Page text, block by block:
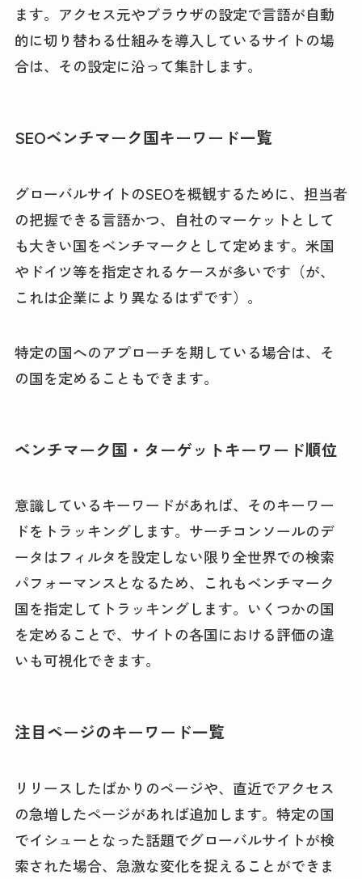
ます。アクセス元やブラウザの設定で言語が自動
的に切り替わる仕組みを導入しているサイトの場
合は、その設定に沿って集計します。
SEOベンチマーク国キーワード一覧
グローバルサイトのSEOを概観するために、担当者
の把握できる言語かつ、自社のマーケットとして
も大きい国をベンチマークとして定めます。米国
やドイツ等を指定されるケースが多いです（が、
これは企業により異なるはずです）。
特定の国へのアプローチを期している場合は、そ
の国を定めることもできます。
ベンチマーク国・ターゲットキーワード順位
意識しているキーワードがあれば、そのキーワー
ドをトラッキングします。サーチコンソールのデ
ータはフィルタを設定しない限り全世界での検索
パフォーマンスとなるため、これもベンチマーク
国を指定してトラッキングします。いくつかの国
を定めることで、サイトの各国における評価の違
いも可視化できます。
注目ページのキーワード一覧
リリースしたばかりのページや、直近でアクセス
の急増したページがあれば追加します。特定の国
でイシューとなった話題でグローバルサイトが検
索された場合、急激な変化を捉えることができま